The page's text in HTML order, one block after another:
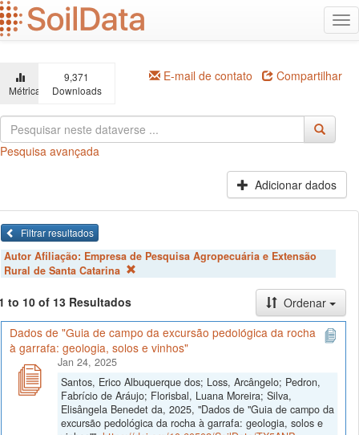
Ir
para
o
principal
Métricas
9,371
Downloads
E-mail de contato Compartilhar
Pesquisa avançada
Adicionar dados
Filtrar resultados
Autor Afiliação: Empresa de Pesquisa Agropecuária e Extensão
Rural de Santa Catarina
to 10 of 13 Resultados
Ordenar
Dados de "Guia de campo da excursão pedológica da rocha
à garrafa: geologia, solos e vinhos"
Jan 24, 2025
Santos, Erico Albuquerque dos; Loss, Arcângelo; Pedron,
Fabrício de Aráujo; Florisbal, Luana Moreira; Silva,
Elisângela Benedet da, 2025, "Dados de "Guia de campo da
excursão pedológica da rocha à garrafa: geologia, solos e